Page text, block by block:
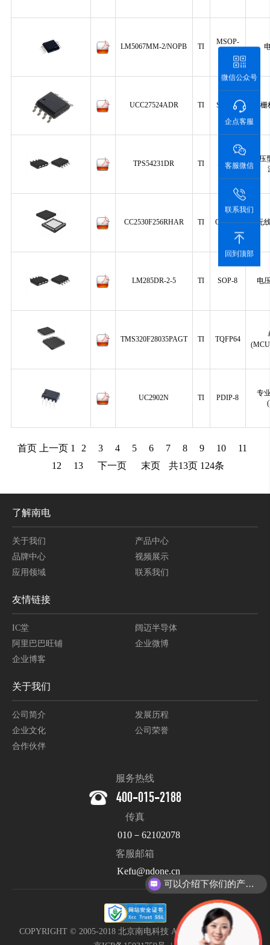
LM5067MM-2/NOPB TI
MSOP-
UCC27524ADR TI SOIC-8 栅
TPS54231DR TI SOP-8
降
CC2530F256RHAR TI QFN-40 无
LM285DR-2-5 TI SOP-8 电
TMS320F28035PAGT TI TQFP64
UC2902N TI PDIP-8
专
首页 上一页 1 2 3 4 5 6 7 8 9 10
11
12
13 下一页 末页 共13页 124条
了解南电
关于我们
产品中心
品牌中心
视频展示
应用领域
联系我们
友情链接
IC堂
阔迈半导体
阿里巴巴旺铺
企业微博
企业博客
关于我们
公司简介
发展历程
企业文化
公司荣誉
合作伙伴
服务热线
400-015-2188
传真
010－62102078
客服邮箱
Kefu@ndone.cn
COPYRIGHT © 2005-2018 北京南电科技 All Rights Reserved. |
微信公众号
企点客服
客服微信
联系我们
回到顶部
可以介绍下你们的产品么？